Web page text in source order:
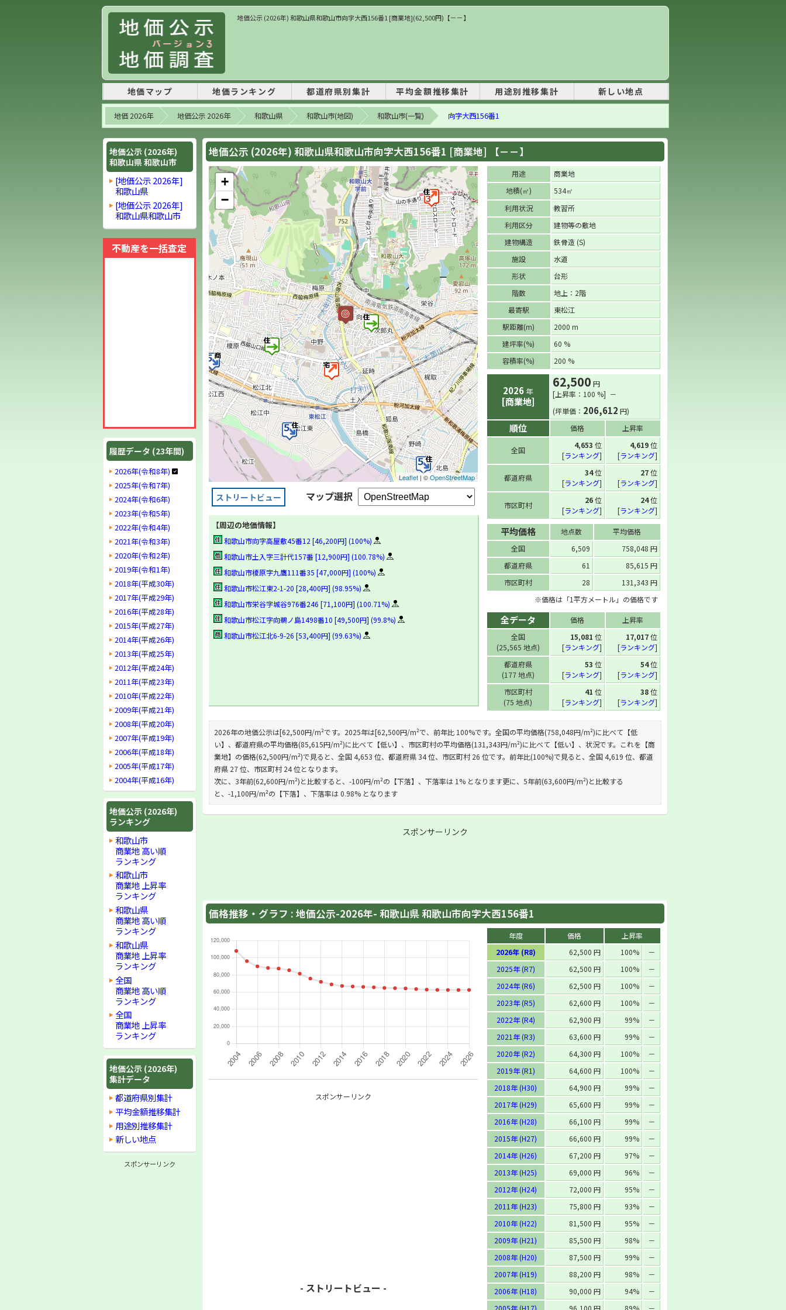
地価公示 (2026年) 和歌山県和歌山市向字大西156番1 [商業地](62,500円)【－－】
地価マップ 地価ランキング 都道府県別集計 平均金額推移集計 用途別推移集計 新しい地点
地価 2026年 地価公示 2026年 和歌山県 和歌山市(地図) 和歌山市(一覧) 向字大西156番1
地価公示 (2026年) 和歌山県和歌山市向字大西156番1 [商業地] 【－－】
+
−
Leaflet| ©OpenStreetMap
ストリートビュー マップ選択
【周辺の地価情報】
和歌山市向字高屋敷45番12 [46,200円] (100%)
和歌山市土入字三計代157番 [12,900円] (100.78%)
和歌山市榎原字九鷹111番35 [47,000円] (100%)
和歌山市松江東2-1-20 [28,400円] (98.95%)
和歌山市栄谷字城谷976番246 [71,100円] (100.71%)
和歌山市松江字向鵜ノ島1498番10 [49,500円] (99.8%)
和歌山市松江北6-9-26 [53,400円] (99.63%)
用途
商業地
地積(㎡) 534㎡
利用状況
教習所
利用区分
建物等の敷地
建物構造
鉄骨造 (S)
施設
水道
形状
台形
階数
地上：2階
最寄駅
東松江
駅距離(m)
2000 m
建坪率(%)
60 %
容積率(%)
200 %
2026 年
[商業地]
62,500 円
[上昇率：100 %] －
(坪単価： 206,612 円)
順位 価格 上昇率
全国
4,653 位
[ランキング]
4,619位
[ランキング]
都道府県
34位
[ランキング]
27位
[ランキング]
市区町村
26位
[ランキング]
24位
[ランキング]
平均価格 地点数
平均価格
全国
6,509
758,048 円
都道府県
61
85,615 円
市区町村
28
131,343 円
※価格は「1平方メートル」の価格です
全データ 価格
上昇率
全国
(25,565 地点)
15,081 位
[ランキング]
17,017位
[ランキング]
都道府県
(177 地点)
53 位
[ランキング]
54位
[ランキング]
市区町村
(75 地点)
41 位
[ランキング]
38位
[ランキング]
2026年の地価公示は[62,500円/m²です。2025年は[62,500円/m²で、前年比 100%です。全国の平均価格(758,048円/m²)に比べて【低
い】、都道府県の平均価格(85,615円/m²)に比べて【低い】、市区町村の平均価格(131,343円/m²)に比べて【低い】、状況です。これを【商
業地】の価格(62,500円/m²)で見ると、全国 4,653 位、都道府県 34 位、市区町村 26 位です。前年比(100%)で見ると、全国 4,619 位、都道
府県 27 位、市区町村 24 位となります。
次に、3年前(62,600円/m²)と比較すると、-100円/m²の【下落】、下落率は 1% となります更に、5年前(63,600円/m²)と比較する
と、-1,100円/m²の【下落】、下落率は 0.98% となります
スポンサーリンク
価格推移・グラフ : 地価公示-2026年- 和歌山県 和歌山市向字大西156番1
スポンサーリンク
- ストリートビュー -
年度 価格
上昇率
2026年 (R8)
62,500 円 100%
－
2025年 (R7)
62,500 円 100%
－
2024年 (R6)
62,500 円 100%
－
2023年 (R5)
62,600 円 100%
－
2022年 (R4)
62,900 円 99%
－
2021年 (R3)
63,600 円 99%
－
2020年 (R2)
64,300 円 100%
－
2019年 (R1)
64,600 円 100%
－
2018年 (H30)
64,900 円 99%
－
2017年 (H29)
65,600 円 99%
－
2016年 (H28)
66,100 円 99%
－
2015年 (H27)
66,600 円 99%
－
2014年 (H26)
67,200 円 97%
－
2013年 (H25)
69,000 円 96%
－
2012年 (H24)
72,000 円 95%
－
2011年 (H23)
75,800 円 93%
－
2010年 (H22)
81,500 円 95%
－
2009年 (H21)
85,500 円 98%
－
2008年 (H20)
87,500 円 99%
－
2007年 (H19)
88,200 円 98%
－
2006年 (H18)
90,000 円 94%
－
2005年 (H17)
96,100 円 89%
－
地価公示 (2026年)
和歌山県 和歌山市
[地価公示 2026年]
和歌山県
[地価公示 2026年]
和歌山県和歌山市
不動産を一括査定
履歴データ (23年間)
2026年(令和8年)
2025年(令和7年)
2024年(令和6年)
2023年(令和5年)
2022年(令和4年)
2021年(令和3年)
2020年(令和2年)
2019年(令和1年)
2018年(平成30年)
2017年(平成29年)
2016年(平成28年)
2015年(平成27年)
2014年(平成26年)
2013年(平成25年)
2012年(平成24年)
2011年(平成23年)
2010年(平成22年)
2009年(平成21年)
2008年(平成20年)
2007年(平成19年)
2006年(平成18年)
2005年(平成17年)
2004年(平成16年)
地価公示 (2026年)
ランキング
和歌山市
商業地 高い順
ランキング
和歌山市
商業地 上昇率
ランキング
和歌山県
商業地 高い順
ランキング
和歌山県
商業地 上昇率
ランキング
全国
商業地 高い順
ランキング
全国
商業地 上昇率
ランキング
地価公示 (2026年)
集計データ
都道府県別集計
平均金額推移集計
用途別推移集計
新しい地点
スポンサーリンク